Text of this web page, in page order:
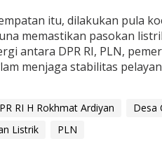
itu, dilakukan pula
memastikan pasokan
antara DPR RI, PLN,
menjaga stabilitas
RI H Rokhmat Ardiyan Desa
Listrik
PLN